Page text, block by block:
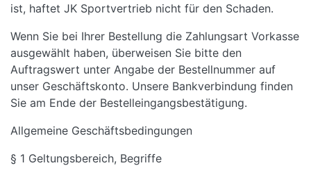
ist, haftet JK Sportvertrieb nicht für den Schaden.
Wenn Sie bei Ihrer Bestellung die Zahlungsart Vorkasse
ausgewählt haben, überweisen Sie bitte den
Auftragswert unter Angabe der Bestellnummer auf
unser Geschäftskonto. Unsere Bankverbindung finden
Sie am Ende der Bestelleingangsbestätigung.
Allgemeine Geschäftsbedingungen
§ 1 Geltungsbereich, Begriffe